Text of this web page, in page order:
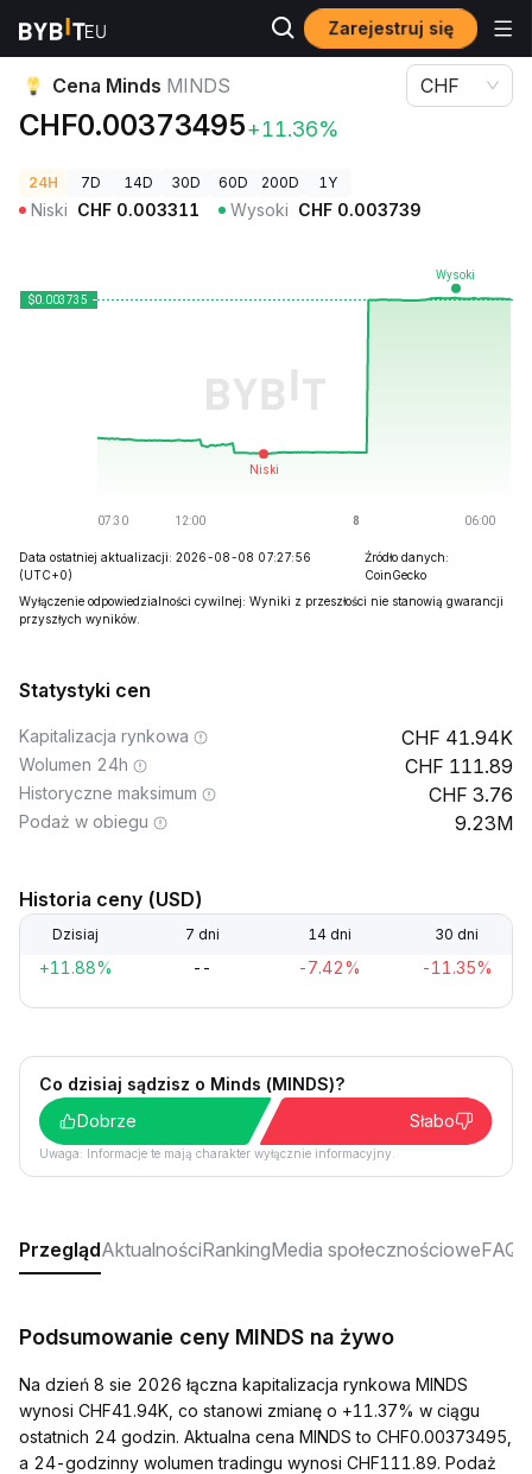
Zarejestruj się
Ceny kryptowalut Cena Minds MINDS
Cena Minds MINDS
CHF0.00373495+11.36%
CHF
24H 7D 14D 30D 60D 200D 1Y
Niski CHF 0.003311 Wysoki CHF 0.003739
Data ostatniej aktualizacji: 2026-08-08 07:27:56
(UTC+0)
Źródło danych:
CoinGecko
Wyłączenie odpowiedzialności cywilnej: Wyniki z przeszłości nie stanowią gwarancji
przyszłych wyników.
Statystyki cen
Kapitalizacja rynkowa 41.94K
Wolumen 24h 111.89
Historyczne maksimum 3.76
Podaż w obiegu 9.23M
Historia ceny (USD)
Dzisiaj 7 dni 14 dni 30 dni
+11.88% -- -7.42% -11.35%
Co dzisiaj sądzisz o Minds (MINDS)?
Dobrze
Słabo
Uwaga: Informacje te mają charakter wyłącznie informacyjny.
PrzeglądAktualnościRankingMedia społecznościoweFAQ
Podsumowanie ceny MINDS na żywo
Na dzień 8 sie 2026 łączna kapitalizacja rynkowa MINDS
wynosi CHF41.94K, co stanowi zmianę o +11.37% w ciągu
ostatnich 24 godzin. Aktualna cena MINDS to CHF0.00373495,
a 24-godzinny wolumen tradingu wynosi CHF111.89. Podaż